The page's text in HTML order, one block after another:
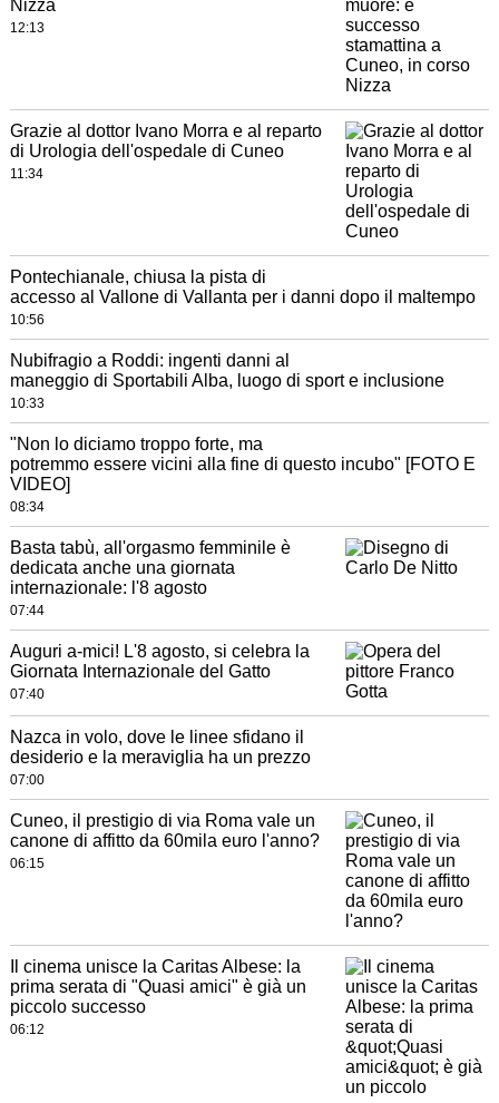
Nizza
12:13
Grazie al dottor Ivano Morra e al reparto
di Urologia dell'ospedale di Cuneo
11:34
Pontechianale, chiusa la pista di
accesso al Vallone di Vallanta per i danni dopo il maltempo
10:56
Nubifragio a Roddi: ingenti danni al
maneggio di Sportabili Alba, luogo di sport e inclusione
10:33
"Non lo diciamo troppo forte, ma
potremmo essere vicini alla fine di questo incubo" [FOTO E
VIDEO]
08:34
Basta tabù, all'orgasmo femminile è
dedicata anche una giornata
internazionale: l'8 agosto
07:44
Auguri a-mici! L'8 agosto, si celebra la
Giornata Internazionale del Gatto
07:40
Nazca in volo, dove le linee sfidano il
desiderio e la meraviglia ha un prezzo
07:00
Cuneo, il prestigio di via Roma vale un
canone di affitto da 60mila euro l'anno?
06:15
Il cinema unisce la Caritas Albese: la
prima serata di "Quasi amici" è già un
piccolo successo
06:12